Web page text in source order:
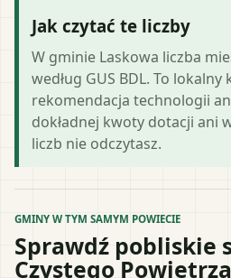
Jak czytać te liczby
W gminie Laskowa liczba
według GUS BDL. To
rekomendacja technologii
dokładnej kwoty dotacji ani
liczb nie odczytasz.
GMINY W TYM SAMYM POWIECIE
Sprawdź pobliskie
Czystego Powietrza